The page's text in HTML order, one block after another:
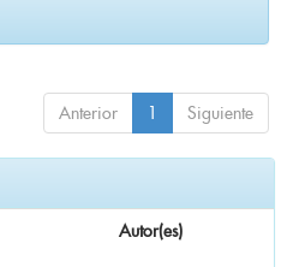
Anterior 1 Siguiente
Autor(es)